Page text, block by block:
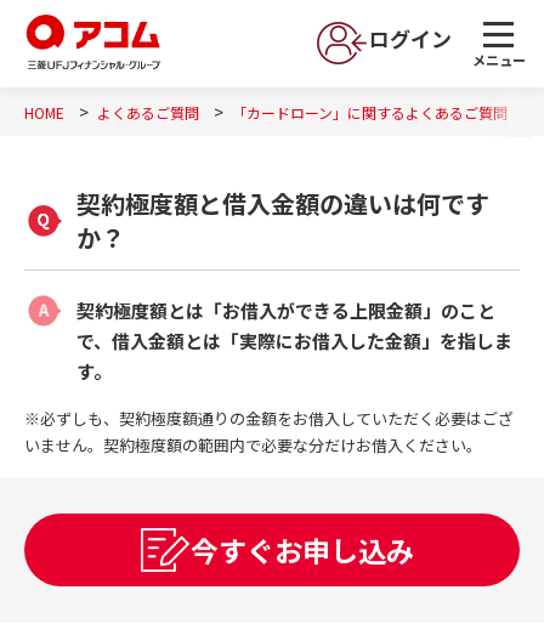
ログイン
メニュー
HOME よくあるご質問 「カードローン」に関するよくあるご質問
契約極度額と借入金額の違いは何です
か？
契約極度額とは「お借入ができる上限金額」のこと
で、借入金額とは「実際にお借入した金額」を指しま
す。
※必ずしも、契約極度額通りの金額をお借入していただく必要はござ
いません。契約極度額の範囲内で必要な分だけお借入ください。
今すぐお申し込み